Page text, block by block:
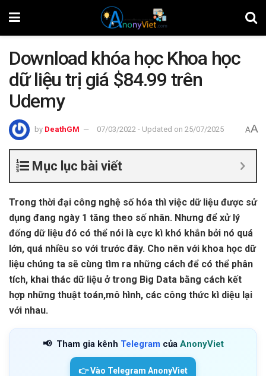
Download khóa học Khoa học
dữ liệu trị giá $84.99 trên
Udemy
by DeathGM 07/03/2022 - Updated on 25/07/2025 AA
Mục lục bài viết
Trong thời đại công nghệ số hóa thì việc dữ liệu được sử
dụng đang ngày 1 tăng theo số nhân. Nhưng để xử lý
đống dữ liệu đó có thể nói là cực kì khó khắn bởi nó quá
lớn, quá nhiều so với trước đây. Cho nên với khoa học dữ
liệu chúng ta sẽ cùng tìm ra những cách để có thể phân
tích, khai thác dữ liệu ở trong Big Data bằng cách kết
hợp những thuật toán,mô hình, các công thức kì diệu lại
với nhau.
📢 Tham gia kênh Telegram của AnonyViet
👉 Vào Telegram AnonyViet